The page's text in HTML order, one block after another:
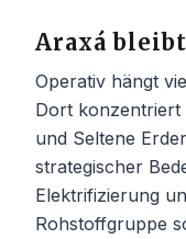
Araxá
Operativ hängt
Dort konzentriert
und Seltene
strategischer
Elektrifizierung
Rohstoffgruppe